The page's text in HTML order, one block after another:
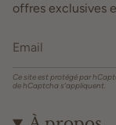
offres exclusives
Ce site est protégé par
de hCaptcha s’appliquent.